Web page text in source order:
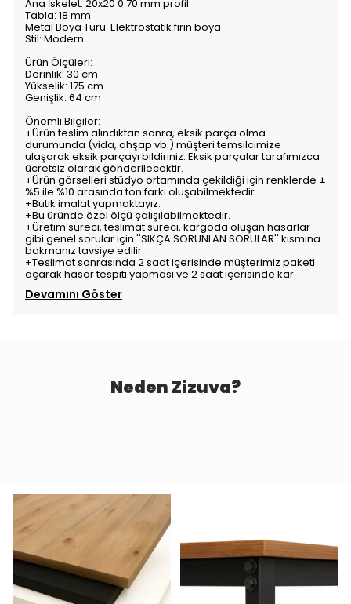
Ana İskelet: 20x20 0.70 mm profil
Tabla: 18 mm
Metal Boya Türü: Elektrostatik fırın boya
Stil: Modern
Ürün Ölçüleri:
Derinlik: 30 cm
Yükselik: 175 cm
Genişlik: 64 cm
Önemli Bilgiler:
+Ürün teslim alındıktan sonra, eksik parça olma
durumunda (vida, ahşap vb.) müşteri temsilcimize
ulaşarak eksik parçayı bildiriniz. Eksik parçalar tarafımızca
ücretsiz olarak gönderilecektir.
+Ürün görselleri stüdyo ortamında çekildiği için renklerde ±
%5 ile %10 arasında ton farkı oluşabilmektedir.
+Butik imalat yapmaktayız.
+Bu üründe özel ölçü çalışılabilmektedir.
+Üretim süreci, teslimat süreci, kargoda oluşan hasarlar
gibi genel sorular için ''SIKÇA SORUNLAN SORULAR'' kısmına
bakmanız tavsiye edilir.
+Teslimat sonrasında 2 saat içerisinde müşterimiz paketi
açarak hasar tespiti yapması ve 2 saat içerisinde kar
Devamını Göster
Neden Zizuva?